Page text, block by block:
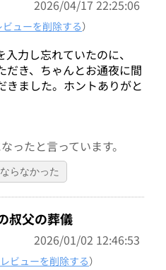
2026/04/17 22:25:06
ューを削除する）
力し忘れていたのに、
だき、ちゃんとお通夜に間
きました。ホントありがと
ったと言っています。
らなかった
叔父の葬儀
2026/01/02 12:46:53
ビューを削除する）